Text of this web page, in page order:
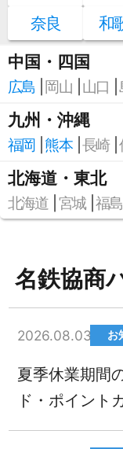
奈良
和
中国・四国
広島 岡山 山口
九州・沖縄
福岡 熊本 長崎
北海道・東北
北海道 宮城 福島
名鉄協商
2026.08.03 お
夏季休業期間
ド・ポイント